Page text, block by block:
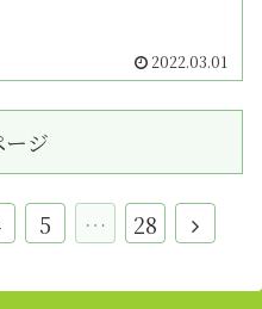
2022.03.01
ジ
5 … 28